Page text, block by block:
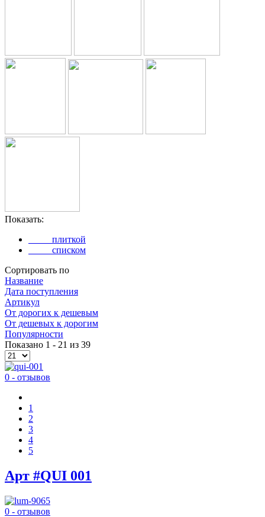
Показать:
плиткой
списком
Сортировать по
Название
Дата поступления
Артикул
Oт дорогих к дешевым
От дешевых к дорогим
Популярности
Показано 1 - 21 из 39
0 - отзывов
1
2
3
4
5
Арт #QUI 001
0 - отзывов